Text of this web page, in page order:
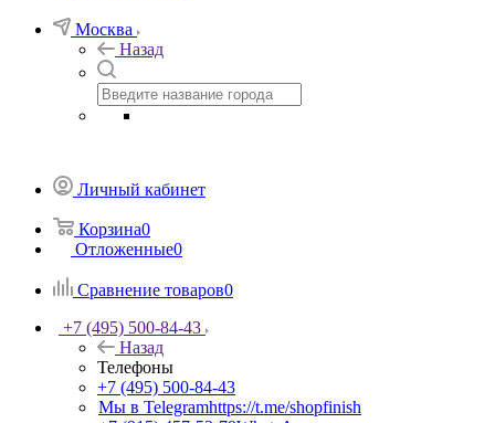
Москва
Назад
Личный кабинет
Корзина0
Отложенные0
Сравнение товаров0
+7 (495) 500-84-43
Назад
Телефоны
+7 (495) 500-84-43
Мы в Telegramhttps://t.me/shopfinish